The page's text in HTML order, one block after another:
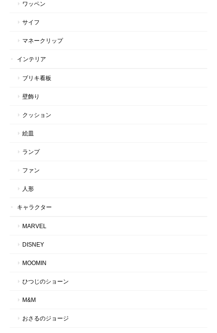
ワッペン
サイフ
マネークリップ
インテリア
ブリキ看板
壁飾り
クッション
絵皿
ランプ
ファン
人形
キャラクター
MARVEL
DISNEY
MOOMIN
ひつじのショーン
M&M
おさるのジョージ